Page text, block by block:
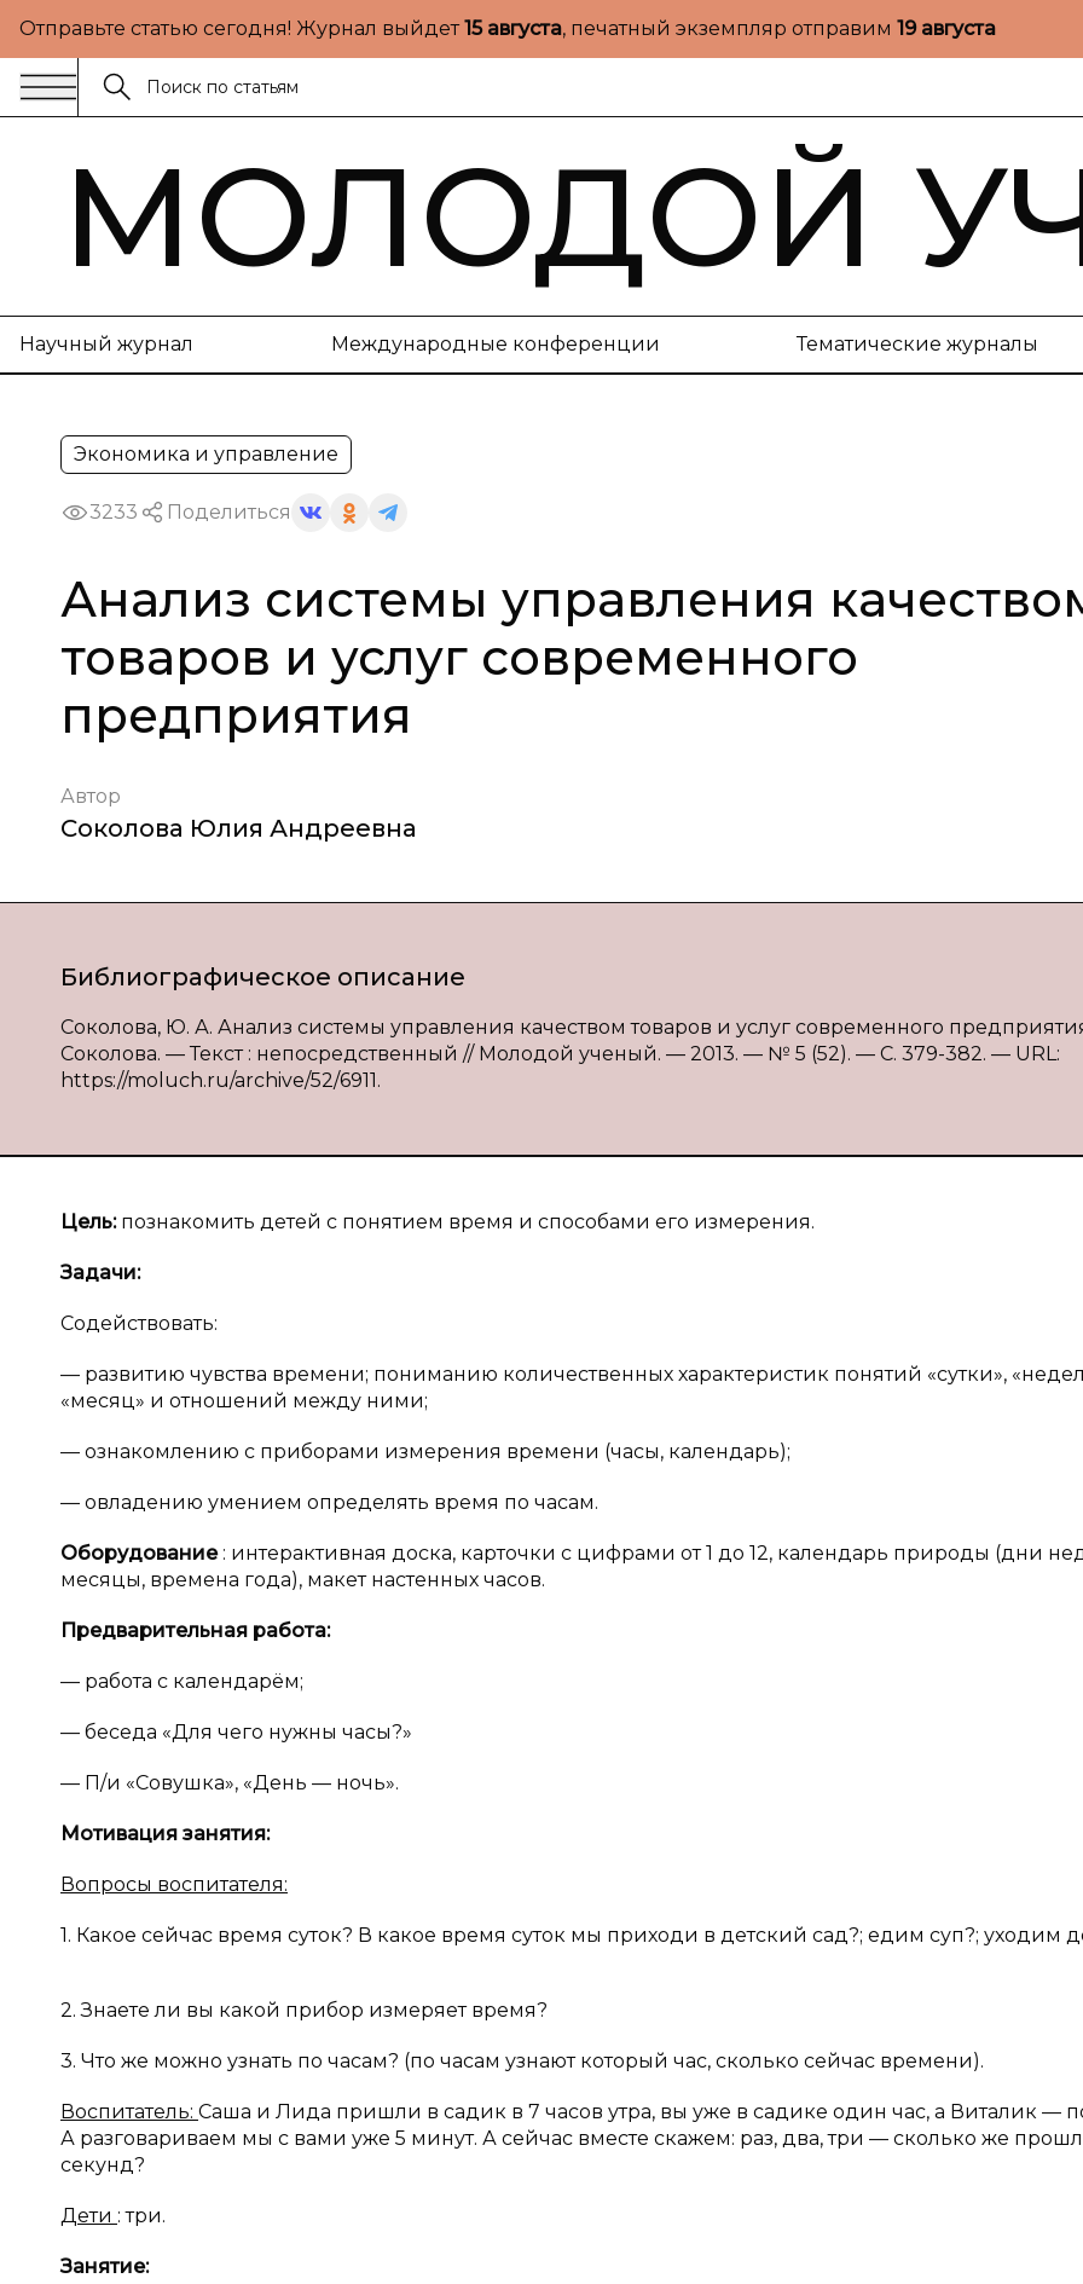
Отправьте статью сегодня! Журнал выйдет15 августа, печатный экземпляр отправим 19 августа
МОЛОДОЙ
Научный журнал Международные конференции Тематические журналы
Экономика и управление
3233 Поделиться
Анализ системы управления
товаров и услуг современного
предприятия
Автор
Соколова Юлия Андреевна
Библиографическое описание
Соколова, Ю. А. Анализ системы управления качеством товаров и услуг современного
Соколова. — Текст : непосредственный // Молодой ученый. — 2013. — № 5 (52). — С. 379-382. — URL:
https://moluch.ru/archive/52/6911.
Цель: познакомить детей с понятием время и способами его измерения.
Задачи:
Содействовать:
— развитию чувства времени; пониманию количественных характеристик понятий «сутки»,
«месяц» и отношений между ними;
— ознакомлению с приборами измерения времени (часы, календарь);
— овладению умением определять время по часам.
Оборудование : интерактивная доска, карточки с цифрами от 1 до 12, календарь природы (дни
месяцы, времена года), макет настенных часов.
Предварительная работа:
— работа с календарём;
— беседа «Для чего нужны часы?»
— П/и «Совушка», «День — ночь».
Мотивация занятия:
Вопросы воспитателя:
1. Какое сейчас время суток? В какое время суток мы приходи в детский сад?; едим суп?; уходим
2. Знаете ли вы какой прибор измеряет время?
3. Что же можно узнать по часам? (по часам узнают который час, сколько сейчас времени).
Воспитатель: Саша и Лида пришли в садик в 7 часов утра, вы уже в садике один час, а Виталик —
А разговариваем мы с вами уже 5 минут. А сейчас вместе скажем: раз, два, три — сколько же
секунд?
Дети : три.
Занятие: